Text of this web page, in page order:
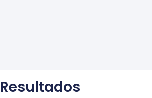
Resultados